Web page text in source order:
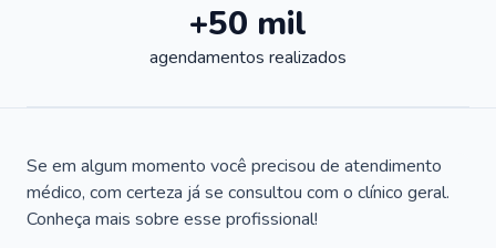
+50 mil
agendamentos realizados
Se em algum momento você precisou de atendimento
médico, com certeza já se consultou com o clínico geral.
Conheça mais sobre esse profissional!